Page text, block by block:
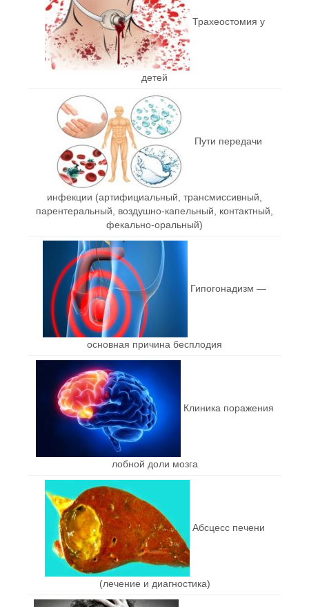
Трахеостомия у
детей
Пути передачи
инфекции (артифициальный, трансмиссивный,
парентеральный, воздушно-капельный, контактный,
фекально-оральный)
Гипогонадизм —
основная причина бесплодия
Клиника поражения
лобной доли мозга
Абсцесс печени
(лечение и диагностика)